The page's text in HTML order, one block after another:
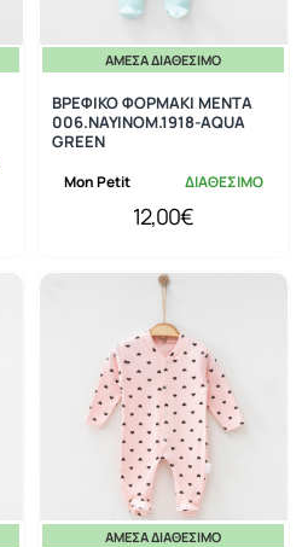
ΆΜΕΣΑ ΔΙΑΘΈΣΙΜΟ
Mon Petit ΔΙΑΘΕΣΙΜΟ
ΒΡΕΦΙΚΟ ΦΟΡΜΑΚΙ ΜΕΝΤΑ
006.NAYINOM.1918-AQUA
GREEN
12,00€
ΆΜΕΣΑ ΔΙΑΘΈΣΙΜΟ